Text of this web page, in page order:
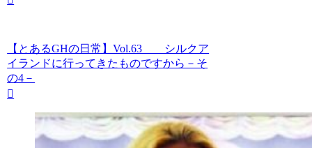
【とあるGHの日常】Vol.63 シルクア
イランドに行ってきたものですから－そ
の4－